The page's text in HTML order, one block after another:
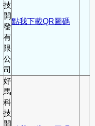
技
開
發
有
限
公
司
點我下載QR圖碼
好
馬
科
技
開